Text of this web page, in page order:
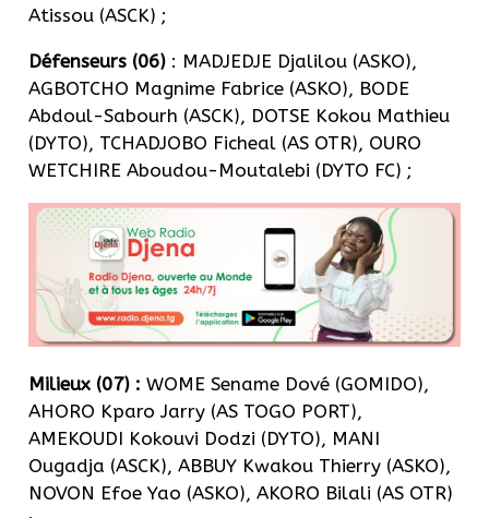
Atissou (ASCK) ;
Défenseurs (06) : MADJEDJE Djalilou (ASKO),
AGBOTCHO Magnime Fabrice (ASKO), BODE
Abdoul-Sabourh (ASCK), DOTSE Kokou Mathieu
(DYTO), TCHADJOBO Ficheal (AS OTR), OURO
WETCHIRE Aboudou-Moutalebi (DYTO FC) ;
Milieux (07) : WOME Sename Dové (GOMIDO),
AHORO Kparo Jarry (AS TOGO PORT),
AMEKOUDI Kokouvi Dodzi (DYTO), MANI
Ougadja (ASCK), ABBUY Kwakou Thierry (ASKO),
NOVON Efoe Yao (ASKO), AKORO Bilali (AS OTR)